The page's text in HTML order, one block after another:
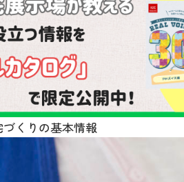
くりの基本情報